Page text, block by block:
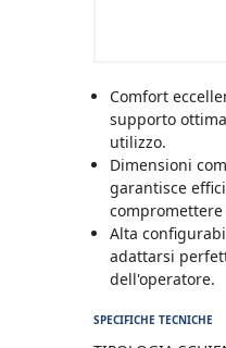
Comfort
supporto
utilizzo.
Dimensioni
garantisce
Alta
adattarsi
dell'operatore.
SPECIFICHE TECNICHE